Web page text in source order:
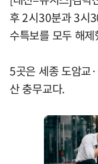
후 2시30분과 3시
수특보를 모두 해제
5곳은 세종 도암교
산 충무교다.